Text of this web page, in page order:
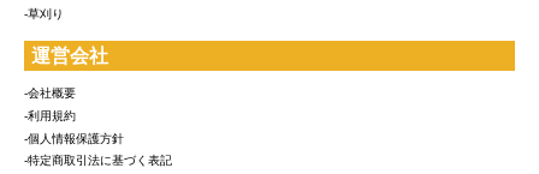
-草刈り
運営会社
-会社概要
-利用規約
-個人情報保護方針
-特定商取引法に基づく表記